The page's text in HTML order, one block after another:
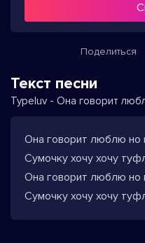
Поделиться
Текст песни
Typeluv - Она говорит
Она говорит люблю но
Сумочку хочу хочу
Она говорит люблю но
Сумочку хочу хочу